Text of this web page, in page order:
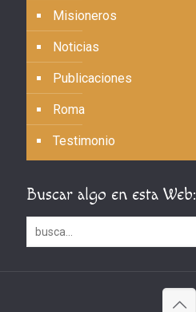
Misioneros
Noticias
Publicaciones
Roma
Testimonio
Buscar algo en esta Web: